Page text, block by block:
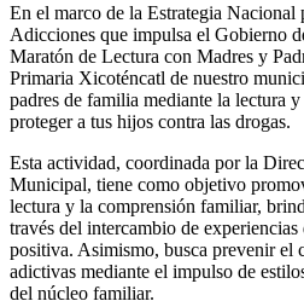
En el marco de la Estrategia Nacional
Adicciones que impulsa el Gobierno
Maratón de Lectura con Madres y
Primaria Xicoténcatl de nuestro
padres de familia mediante la lectura
proteger a tus hijos contra las drogas.
Esta actividad, coordinada por la
Municipal, tiene como objetivo
lectura y la comprensión familiar,
través del intercambio de
positiva. Asimismo, busca prevenir el
adictivas mediante el impulso de
del núcleo familiar.